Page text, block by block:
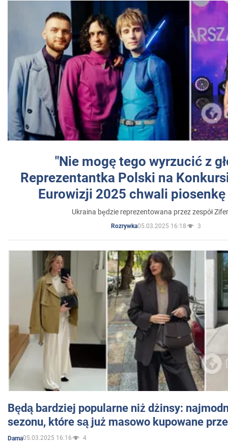
"Nie mogę tego wyrzucić z
Reprezentantka Polski na
Eurowizji 2025 chwali
Ukraina będzie reprezentowana przez zespół
Rozrywka05.03.2025 16:18 3
Będą bardziej popularne niż dżinsy:
sezonu, które są już masowo kupowane
Dama05.03.2025 16:16 4